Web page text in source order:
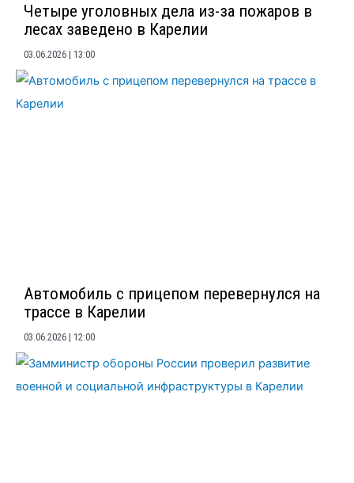
Четыре уголовных дела из-за пожаров в
лесах заведено в Карелии
03.06.2026 13:00
Автомобиль с прицепом перевернулся на
трассе в Карелии
03.06.2026 12:00